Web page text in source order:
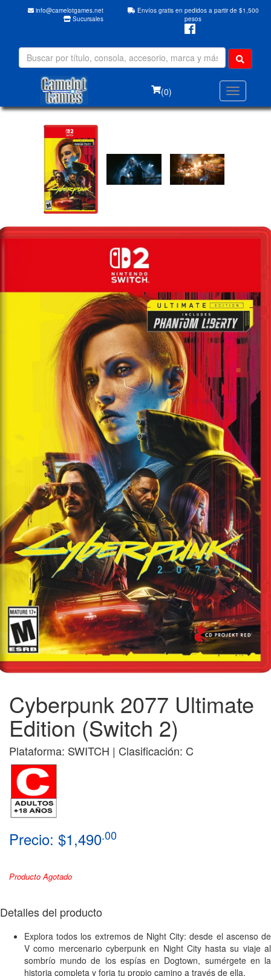
info@camelotgames.net
Sucursales
Envíos gratis en pedidos a partir de $1,500
pesos
(0)
Cyberpunk 2077 Ultimate
Edition (Switch 2)
Plataforma: SWITCH | Clasificación: C
Precio: $1,490.00
Producto Agotado
Detalles del producto
Explora todos los extremos de Night City: desde el ascenso de
V como mercenario cyberpunk en Night City hasta su viaje al
sombrío mundo de los espías en Dogtown, sumérgete en la
historia completa y forja tu propio camino a través de ella.